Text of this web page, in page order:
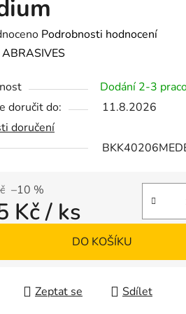
Podrobnosti hodnocení
ABRASIVES
Dodání 2-3
doručit do:
11.8.2026
doručení
–10 %
Kč/ ks
DO KOŠÍKU
Zeptat se Sdílet